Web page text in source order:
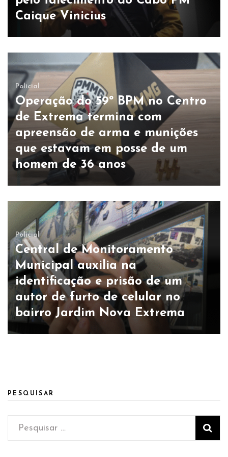
Caique Vinicius
Policial
Operação do 59º BPM no Centro
de Extrema termina com
apreensão de arma e munições
que estavam em posse de um
homem de 36 anos
Policial
Central de Monitoramento
Municipal auxilia na
identificação e prisão de um
autor de furto de celular no
bairro Jardim Nova Extrema
PESQUISAR
Pesquisar
por: